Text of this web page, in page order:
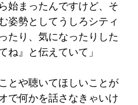
始まったんですけど、そ
姿勢としてうしろシティ
たり、気になったりした
ね』と伝えていて」
とや聴いてほしいことが
で何かを話さなきゃいけ